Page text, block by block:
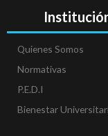
Quienes Somos
Normativas
P.E.D.I
Bienestar